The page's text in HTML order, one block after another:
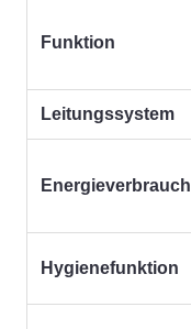
Funktion
Leitungssystem
Energieverbrauch
Hygienefunktion